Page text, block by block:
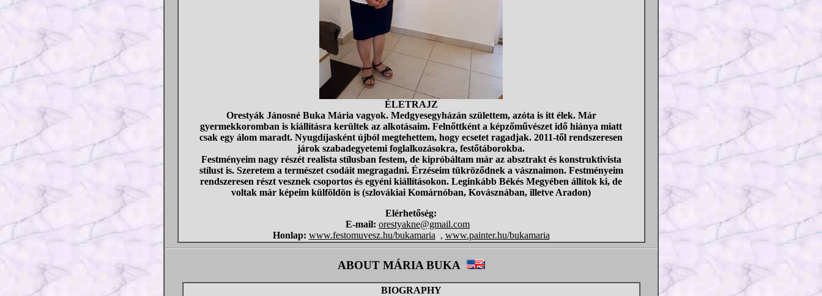
ÉLETRAJZ
Orestyák Jánosné Buka Mária vagyok. Medgyesegyházán születtem, azóta is itt élek. Már
gyermekkoromban is kiállításra kerültek az alkotásaim. Felnőttként a képzőművészet idő hiánya miatt
csak egy álom maradt. Nyugdíjasként újból megtehettem, hogy ecsetet ragadjak. 2011-től rendszeresen
járok szabadegyetemi foglalkozásokra, festőtáborokba.
Festményeim nagy részét realista stílusban festem, de kipróbáltam már az absztrakt és konstruktivista
stílust is. Szeretem a természet csodáit megragadni. Érzéseim tükröződnek a vásznaimon. Festményeim
rendszeresen részt vesznek csoportos és egyéni kiállításokon. Leginkább Békés Megyében állítok ki, de
voltak már képeim külföldön is (szlovákiai Komárnóban, Kovásznában, illetve Aradon)
Elérhetőség:
E-mail: orestyakne@gmail.com
Honlap: www.festomuvesz.hu/bukamaria , www.painter.hu/bukamaria
ABOUT MÁRIA BUKA
BIOGRAPHY